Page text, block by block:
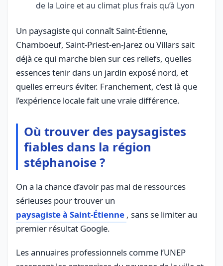
de la Loire et au climat plus frais qu’à Lyon
Un paysagiste qui connaît Saint-Étienne,
Chamboeuf, Saint-Priest-en-Jarez ou Villars sait
déjà ce qui marche bien sur ces reliefs, quelles
essences tenir dans un jardin exposé nord, et
quelles erreurs éviter. Franchement, c’est là que
l’expérience locale fait une vraie différence.
Où trouver des paysagistes
fiables dans la région
stéphanoise ?
On a la chance d’avoir pas mal de ressources
sérieuses pour trouver un
paysagiste à Saint-Étienne , sans se limiter au
premier résultat Google.
Les annuaires professionnels comme l’UNEP